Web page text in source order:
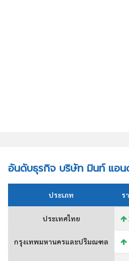
อันดับธุรกิจ บริษัท มินท์ แอ
ประเภท ร
ประเทศไทย
กรุงเทพมหานครและปริมณฑล